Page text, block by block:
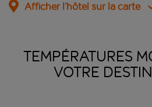
Afficher l’hôtel sur la carte
TEMPÉRATURES
VOTRE